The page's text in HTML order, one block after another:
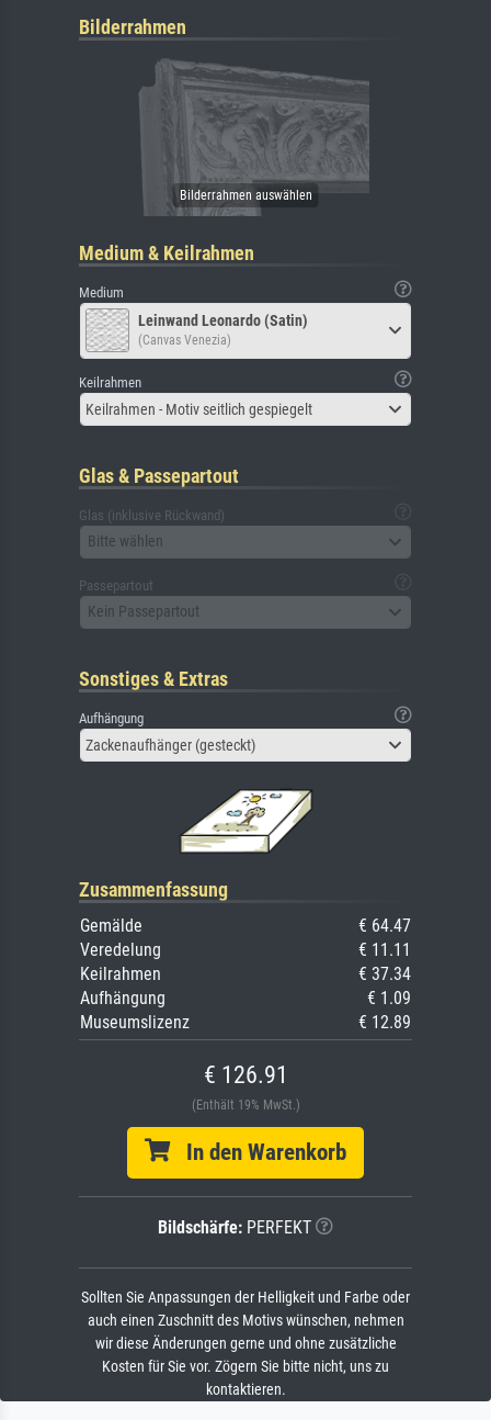
Bilderrahmen
Medium & Keilrahmen
Medium
Leinwand Leonardo (Satin)
(Canvas Venezia)
Keilrahmen
Keilrahmen - Motiv seitlich gespiegelt
Glas & Passepartout
Glas (inklusive Rückwand)
Bitte wählen
Passepartout
Kein Passepartout
Sonstiges & Extras
Aufhängung
Zackenaufhänger (gesteckt)
Zusammenfassung
Gemälde
€ 64.47
Veredelung
€ 11.11
Keilrahmen
€ 37.34
Aufhängung
€ 1.09
Museumslizenz
€ 12.89
€ 126.91
(Enthält 19% MwSt.)
In den Warenkorb
Bildschärfe: PERFEKT
Sollten Sie Anpassungen der Helligkeit und Farbe oder
auch einen Zuschnitt des Motivs wünschen, nehmen
wir diese Änderungen gerne und ohne zusätzliche
Kosten für Sie vor. Zögern Sie bitte nicht, uns zu
kontaktieren.